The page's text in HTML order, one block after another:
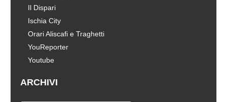
Il Dispari
Ischia City
Orari Aliscafi e Traghetti
YouReporter
Youtube
ARCHIVI